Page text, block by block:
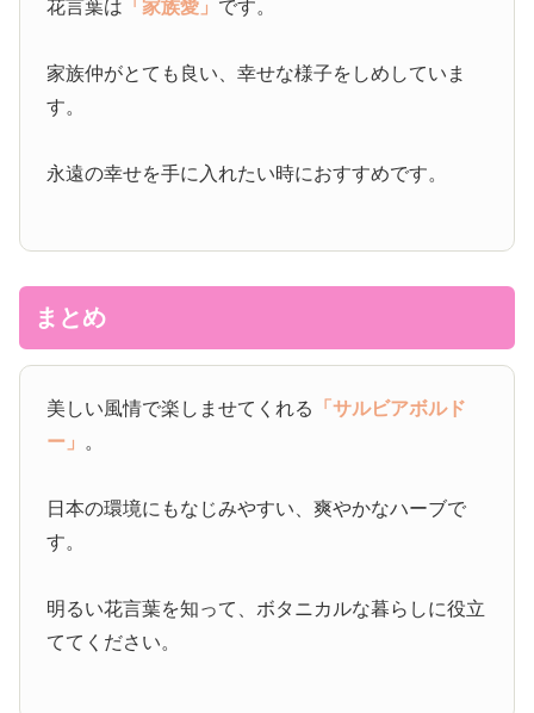
花言葉は 「家族愛」 です。
家族仲がとても良い、幸せな様子をしめしていま
す。
永遠の幸せを手に入れたい時におすすめです。
まとめ
美しい風情で楽しませてくれる
「サルビアボルド
ー」 。
日本の環境にもなじみやすい、爽やかなハーブで
す。
明るい花言葉を知って、ボタニカルな暮らしに役立
ててください。